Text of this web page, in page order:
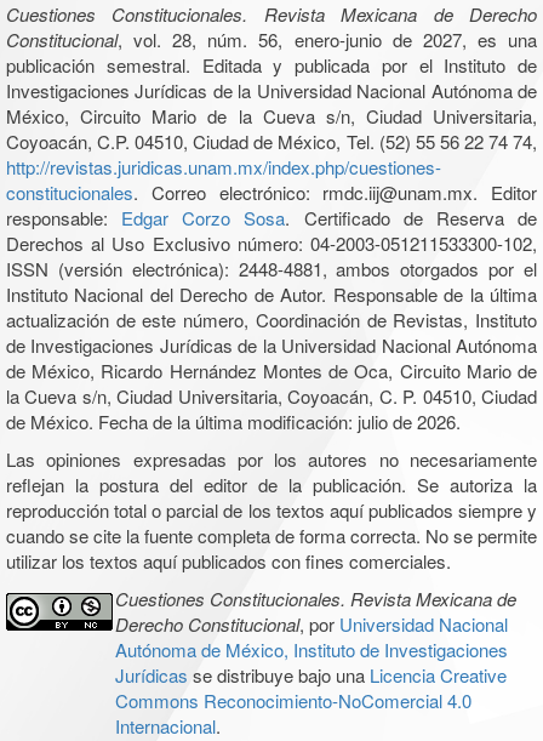
Cuestiones Constitucionales. Revista Mexicana de Derecho
Constitucional, vol. 28, núm. 56, enero-junio de 2027, es una
publicación semestral. Editada y publicada por el Instituto de
Investigaciones Jurídicas de la Universidad Nacional Autónoma de
México, Circuito Mario de la Cueva s/n, Ciudad Universitaria,
Coyoacán, C.P. 04510, Ciudad de México, Tel. (52) 55 56 22 74 74,
http://revistas.juridicas.unam.mx/index.php/cuestiones-
constitucionales. Correo electrónico: rmdc.iij@unam.mx. Editor
responsable: Edgar Corzo Sosa. Certificado de Reserva de
Derechos al Uso Exclusivo número: 04-2003-051211533300-102,
ISSN (versión electrónica): 2448-4881, ambos otorgados por el
Instituto Nacional del Derecho de Autor. Responsable de la última
actualización de este número, Coordinación de Revistas, Instituto
de Investigaciones Jurídicas de la Universidad Nacional Autónoma
de México, Ricardo Hernández Montes de Oca, Circuito Mario de
la Cueva s/n, Ciudad Universitaria, Coyoacán, C. P. 04510, Ciudad
de México. Fecha de la última modificación: julio de 2026.
Las opiniones expresadas por los autores no necesariamente
reflejan la postura del editor de la publicación. Se autoriza la
reproducción total o parcial de los textos aquí publicados siempre y
cuando se cite la fuente completa de forma correcta. No se permite
utilizar los textos aquí publicados con fines comerciales.
Cuestiones Constitucionales. Revista Mexicana de
Derecho Constitucional, por Universidad Nacional
Autónoma de México, Instituto de Investigaciones
Jurídicas se distribuye bajo una Licencia Creative
Commons Reconocimiento-NoComercial 4.0
Internacional.